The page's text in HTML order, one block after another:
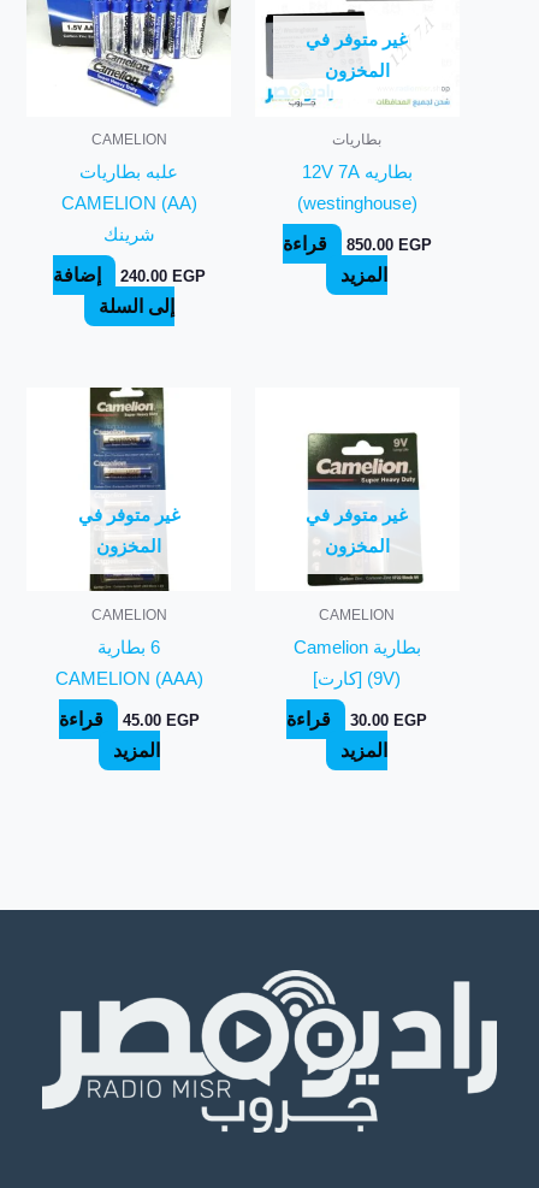
غير متوفر في
المخزون
بطاريات
بطاريه 12V 7A
(westinghouse)
850.00 EGP
قراءة
المزيد
CAMELION
علبه بطاريات
CAMELION (AA)
شرينك
240.00 EGP
إضافة
إلى السلة
غير متوفر في
المخزون
CAMELION
بطارية Camelion
(9V) [كارت]
30.00EGP
قراءة
المزيد
غير متوفر في
المخزون
CAMELION
6 بطارية
CAMELION (AAA)
45.00 EGP
قراءة
المزيد